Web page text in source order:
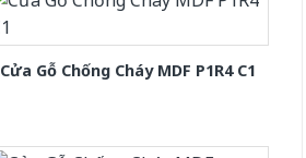
Cửa Gỗ Chống Cháy MDF P1R4 C1